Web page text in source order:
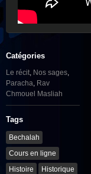
Catégories
Le récit, Nos sages,
Paracha, Rav
Chmouel Masliah
Tags
Bechalah
Cours en ligne
Histoire
Historique